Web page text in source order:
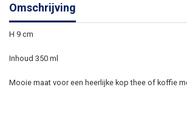
Omschrijving
H 9 cm
Inhoud 350 ml
Mooie maat voor een heerlijke kop thee of koffie